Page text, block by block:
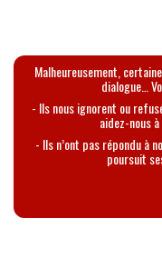
Malheureusement,
dialogue…
- Ils nous ignorent ou
aidez-nous
- Ils n’ont pas répondu à
poursuit